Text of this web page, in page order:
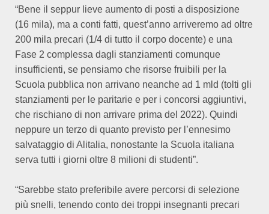
“Bene il seppur lieve aumento di posti a disposizione
(16 mila), ma a conti fatti, quest’anno arriveremo ad oltre
200 mila precari (1/4 di tutto il corpo docente) e una
Fase 2 complessa dagli stanziamenti comunque
insufficienti, se pensiamo che risorse fruibili per la
Scuola pubblica non arrivano neanche ad 1 mld (tolti gli
stanziamenti per le paritarie e per i concorsi aggiuntivi,
che rischiano di non arrivare prima del 2022). Quindi
neppure un terzo di quanto previsto per l’ennesimo
salvataggio di Alitalia, nonostante la Scuola italiana
serva tutti i giorni oltre 8 milioni di studenti”.
“Sarebbe stato preferibile avere percorsi di selezione
più snelli, tenendo conto dei troppi insegnanti precari